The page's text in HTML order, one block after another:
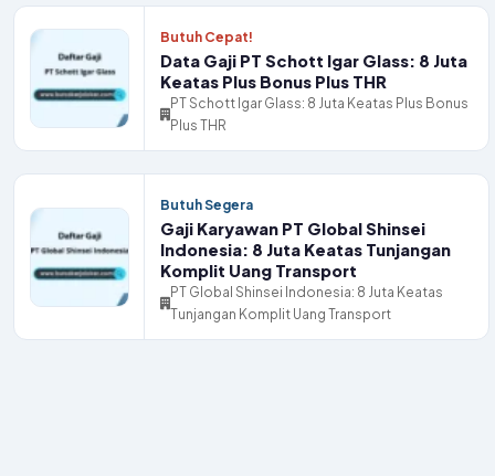
Butuh Cepat!
Data Gaji PT Schott Igar Glass: 8 Juta
Keatas Plus Bonus Plus THR
PT Schott Igar Glass: 8 Juta Keatas Plus Bonus
Plus THR
Butuh Segera
Gaji Karyawan PT Global Shinsei
Indonesia: 8 Juta Keatas Tunjangan
Komplit Uang Transport
PT Global Shinsei Indonesia: 8 Juta Keatas
Tunjangan Komplit Uang Transport